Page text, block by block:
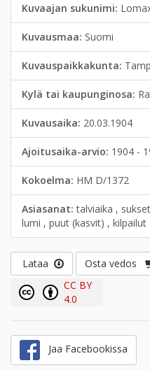
Kuvaajan sukunimi:
Kuvausmaa: Suomi
Kuvauspaikkakunta:
Kylä tai kaupunginosa:
Kuvausaika: 20.03.1904
Ajoitusaika-arvio: 1904 -
Kokoelma: HM D/1372
Asiasanat:talviaika ,
lumi , puut (kasvit) , kilpailut
Lataa
Osta vedos
CC BY
4.0
Jaa Facebookissa